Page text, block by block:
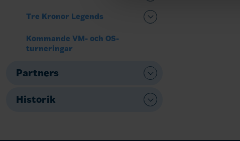
Tre Kronor Legends
Kommande VM- och OS-
turneringar
Partners
Historik